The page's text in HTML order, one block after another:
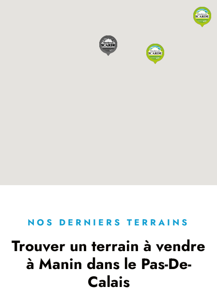
NOS DERNIERS TERRAINS
Trouver un terrain à vendre
à Manin dans le Pas-De-
Calais